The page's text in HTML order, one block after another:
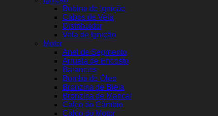
Bobina de Ignição
Cabos de Vela
Distribuidor
Vela de Ignição
Motor
Anel de Segmento
Arruela de Encosto
Balancins
Bomba de Óleo
Bronzina de Biela
Bronzina de Mancal
Calço do Câmbio
Calço do Motor